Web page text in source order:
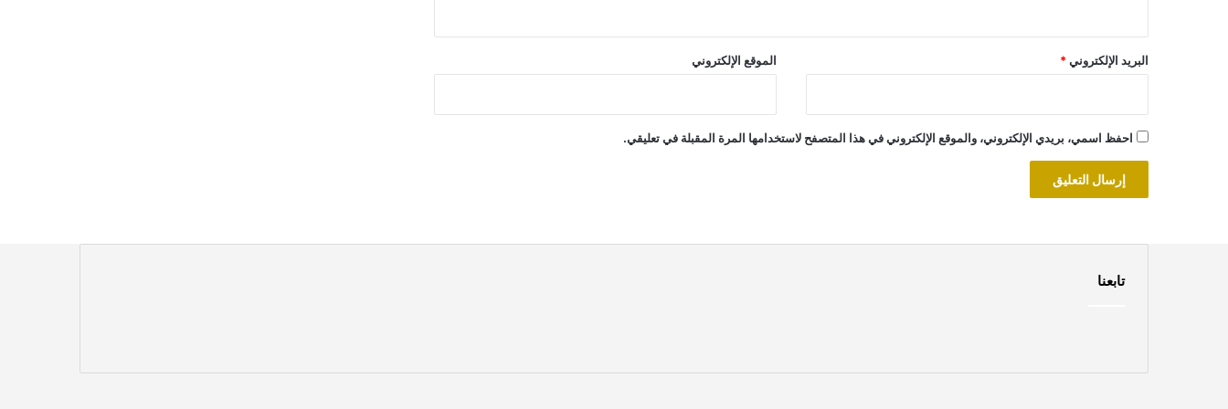
البريد الإلكتروني* الموقع الإلكتروني
احفظ اسمي، بريدي الإلكتروني، والموقع الإلكتروني في هذا المتصفح لاستخدامها المرة المقبلة في تعليقي.
تابعنا